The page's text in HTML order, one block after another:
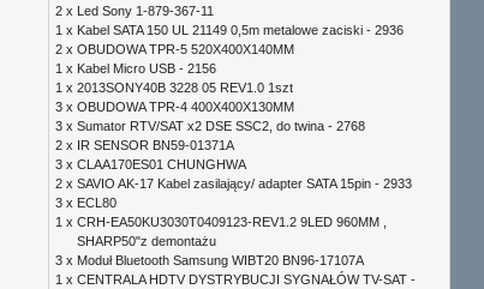
2 x
Led Sony 1-879-367-11
1 x Kabel SATA 150 UL 21149 0,5m metalowe zaciski - 2936
2 x OBUDOWA TPR-5 520X400X140MM
1 x Kabel Micro USB - 2156
1 x 2013SONY40B 3228 05 REV1.0 1szt
3 x OBUDOWA TPR-4 400X400X130MM
3 x Sumator RTV/SAT x2 DSE SSC2, do twina - 2768
2 x
IR SENSOR BN59-01371A
3 x CLAA170ES01 CHUNGHWA
2 x SAVIO AK-17 Kabel zasilający/ adapter SATA 15pin - 2933
3 x ECL80
1 x CRH-EA50KU3030T0409123-REV1.2 9LED 960MM ,
SHARP50"z demontażu
3 x Moduł Bluetooth Samsung WIBT20 BN96-17107A
1 x CENTRALA HDTV DYSTRYBUCJI SYGNAŁÓW TV-SAT -